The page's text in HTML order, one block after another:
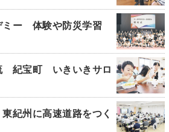
ミー 体験や防災学習
紀宝町 いきいきサロ
紀州に高速道路をつく